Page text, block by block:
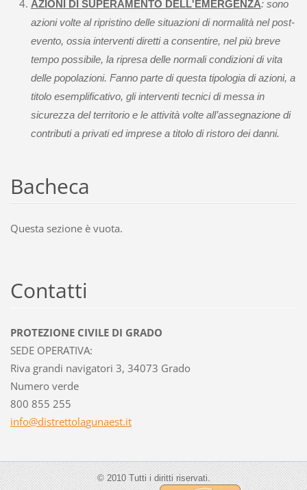
AZIONI DI SUPERAMENTO DELL'EMERGENZA: sono
azioni volte al ripristino delle situazioni di normalità nel post-
evento, ossia interventi diretti a consentire, nel più breve
tempo possibile, la ripresa delle normali condizioni di vita
delle popolazioni. Fanno parte di questa tipologia di azioni, a
titolo esemplificativo, gli interventi tecnici di messa in
sicurezza del territorio e le attività volte all’assegnazione di
contributi a privati ed imprese a titolo di ristoro dei danni.
Bacheca
Questa sezione è vuota.
Contatti
PROTEZIONE CIVILE DI GRADO
SEDE OPERATIVA:
Riva grandi navigatori 3, 34073 Grado
Numero verde
800 855 255
info@distrettolagunaest.it
© 2010 Tutti i diritti riservati.